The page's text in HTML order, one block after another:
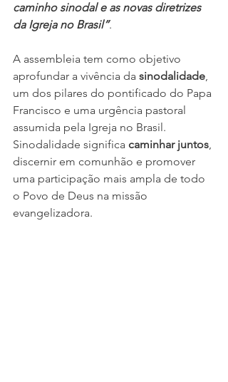
caminho sinodal e as novas diretrizes
da Igreja no Brasil”.
A assembleia tem como objetivo
aprofundar a vivência da sinodalidade,
um dos pilares do pontificado do Papa
Francisco e uma urgência pastoral
assumida pela Igreja no Brasil.
Sinodalidade significa caminhar juntos,
discernir em comunhão e promover
uma participação mais ampla de todo
o Povo de Deus na missão
evangelizadora.